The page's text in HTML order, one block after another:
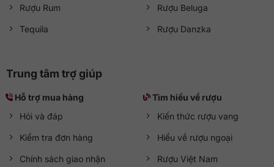
Rượu Rum
Tequila
Rượu Beluga
Rượu Danzka
Trung tâm trợ giúp
Hỗ trợ mua hàng
Hỏi và đáp
Kiểm tra đơn hàng
Chính sách giao nhận
Tìm hiểu về rượu
Kiến thức rượu vang
Hiểu về rượu ngoại
Rượu Việt Nam